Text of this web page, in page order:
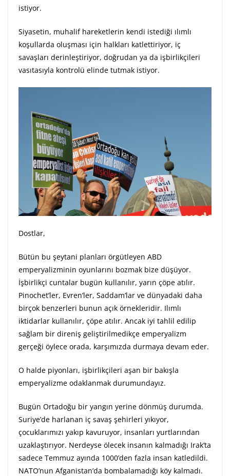
istiyor.
Siyasetin, muhalif hareketlerin kendi istediği ılımlı
koşullarda oluşması için halkları katlettiriyor, iç
savaşları derinleştiriyor, doğrudan ya da işbirlikçileri
vasıtasıyla kontrolü elinde tutmak istiyor.
Dostlar,
Bütün bu şeytani planları örgütleyen ABD
emperyalizminin oyunlarını bozmak bize düşüyor.
İşbirlikçi cuntalar bugün kullanılır, yarın çöpe atılır.
Pinochet’ler, Evren’ler, Saddam’lar ve dünyadaki daha
birçok benzerleri bunun açık örnekleridir. Ilımlı
iktidarlar kullanılır, çöpe atılır. Ancak iyi tahlil edilip
sağlam bir direniş geliştirilmedikçe emperyalizm
gerçeği öylece orada, karşımızda durmaya devam eder.
O halde piyonları, işbirlikçileri aşan bir bakışla
emperyalizme odaklanmak durumundayız.
Bugün Ortadoğu bir yangın yerine dönmüş durumda.
Suriye’de harlanan iç savaş şehirleri yıkıyor,
çocuklarımızı yakıp kavuruyor, insanları yurtlarından
uzaklaştırıyor. Nerdeyse ölecek insanın kalmadığı Irak’ta
sadece Temmuz ayında 1000’den fazla insan katledildi.
NATO’nun Afganistan’da bombalamadığı köy kalmadı.